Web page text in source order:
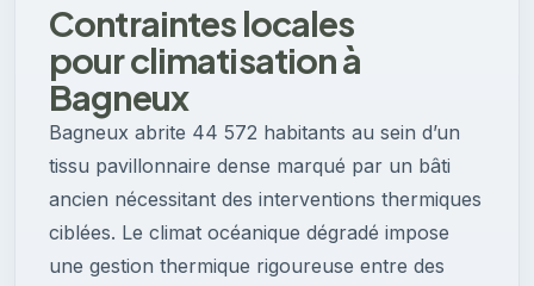
Contraintes locales
pour climatisation à
Bagneux
Bagneux abrite 44 572 habitants au sein d’un
tissu pavillonnaire dense marqué par un bâti
ancien nécessitant des interventions thermiques
ciblées. Le climat océanique dégradé impose
une gestion thermique rigoureuse entre des